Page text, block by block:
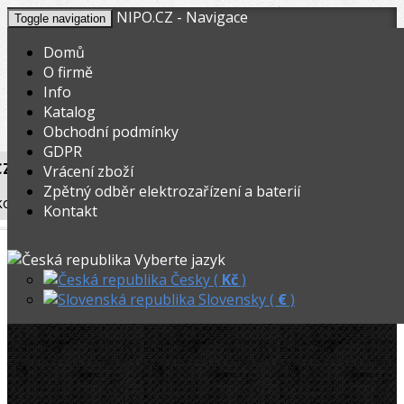
Toggle navigation
NIPO.CZ - Navigace
Domů
O firmě
Info
Katalog
Obchodní podmínky
GDPR
Vrácení zboží
Zpětný odběr elektrozařízení a baterií
Kontakt
Vyberte jazyk
Česky ( Kč)
Slovensky ( €)
V nákupním košíku máte
Celkem: 0,00
Registrovat Přihlásit
»
hadic, s kul.kohoutem, 1,5m, 5/16˝ SAE, R410A, R32
3 tlakových hadic, s kul.kohoutem,
R410A, R32